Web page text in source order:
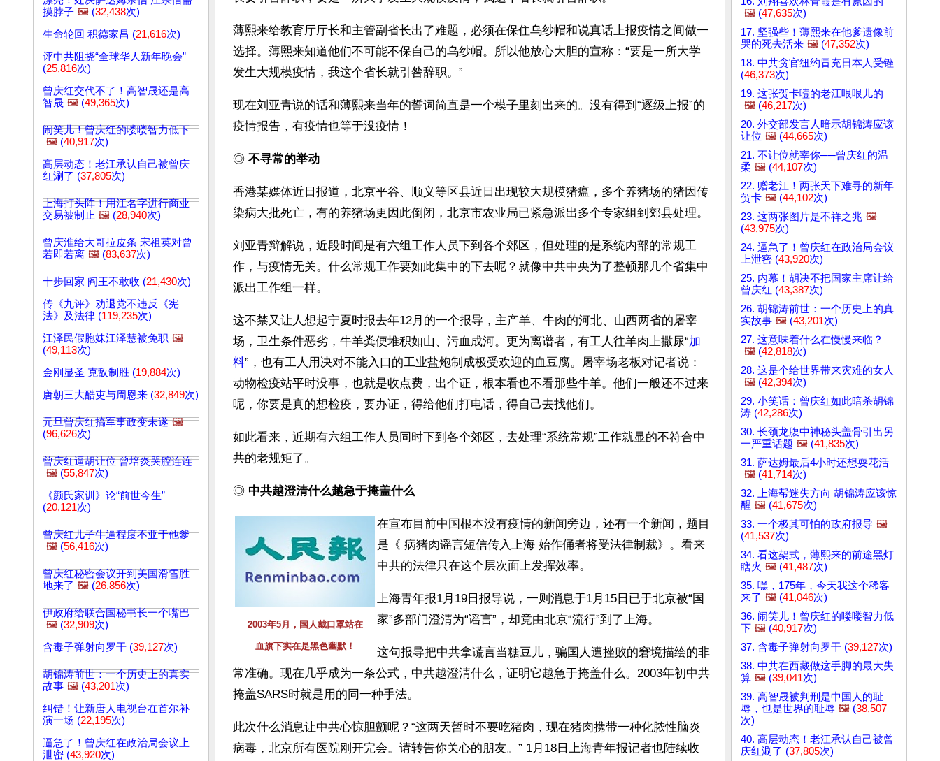
摸脖子 🖼️ (32,438次)
生命轮回 积德家昌 (21,616次)
评中共阻挠“全球华人新年晚会”
(25,816次)
曾庆红交代不了！高智晟还是高
智晟 🖼️ (49,365次)
闹笑儿！曾庆红的喽喽智力低下
🖼️ (40,917次)
高层动态！老江承认自己被曾庆
红涮了 (37,805次)
上海打头阵！用江名字进行商业
交易被制止 🖼️ (28,940次)
曾庆淮给大哥拉皮条 宋祖英对曾
若即若离 🖼️ (83,637次)
十步回家 阎王不敢收 (21,430次)
传《九评》劝退党不违反《宪
法》及法律 (119,235次)
江泽民假胞妹江泽慧被免职 🖼️
(49,113次)
金刚显圣 克敌制胜 (19,884次)
唐朝三大酷吏与周恩来 (32,849次)
元旦曾庆红搞军事政变未遂 🖼️
(96,626次)
曾庆红逼胡让位 曾培炎哭腔连连
🖼️ (55,847次)
《颜氏家训》论“前世今生”
(20,121次)
曾庆红儿子牛逼程度不亚于他爹
🖼️ (56,416次)
曾庆红秘密会议开到美国滑雪胜
地来了 🖼️ (26,856次)
伊政府给联合国秘书长一个嘴巴
🖼️ (32,909次)
含毒子弹射向罗干 (39,127次)
胡锦涛前世：一个历史上的真实
故事 🖼️ (43,201次)
纠错！让新唐人电视台在首尔补
演一场 (22,195次)
逼急了！曾庆红在政治局会议上
泄密 (43,920次)
薄熙来给教育厅厅长和主管副省长出了难题，必须在保住乌纱帽和说真话上报疫情之间做一
选择。薄熙来知道他们不可能不保自己的乌纱帽。所以他放心大胆的宣称：“要是一所大学
发生大规模疫情，我这个省长就引咎辞职。”
现在刘亚青说的话和薄熙来当年的誓词简直是一个模子里刻出来的。没有得到“逐级上报”的
疫情报告，有疫情也等于没疫情！
◎ 不寻常的举动
香港某媒体近日报道，北京平谷、顺义等区县近日出现较大规模猪瘟，多个养猪场的猪因传
染病大批死亡，有的养猪场更因此倒闭，北京市农业局已紧急派出多个专家组到郊县处理。
刘亚青辩解说，近段时间是有六组工作人员下到各个郊区，但处理的是系统内部的常规工
作，与疫情无关。什么常规工作要如此集中的下去呢？就像中共中央为了整顿那几个省集中
派出工作组一样。
这不禁又让人想起宁夏时报去年12月的一个报导，主产羊、牛肉的河北、山西两省的屠宰
场，卫生条件恶劣，牛羊粪便堆积如山、污血成河。更为离谱者，有工人往羊肉上撒尿“加
料”，也有工人用决对不能入口的工业盐炮制成极受欢迎的血豆腐。屠宰场老板对记者说：
动物检疫站平时没事，也就是收点费，出个证，根本看也不看那些牛羊。他们一般还不过来
呢，你要是真的想检疫，要办证，得给他们打电话，得自己去找他们。
如此看来，近期有六组工作人员同时下到各个郊区，去处理“系统常规”工作就显的不符合中
共的老规矩了。
◎ 中共越澄清什么越急于掩盖什么
2003年5月，国人戴口罩站在
血旗下实在是黑色幽默！
在宣布目前中国根本没有疫情的新闻旁边，还有一个新闻，题目
是《 病猪肉谣言短信传入上海 始作俑者将受法律制裁》。看来
中共的法律只在这个层次面上发挥效率。
上海青年报1月19日报导说，一则消息于1月15日已于北京被“国
家”多部门澄清为“谣言”，却竟由北京“流行”到了上海。
这句报导把中共拿谎言当糖豆儿，骗国人遭挫败的窘境描绘的非
常准确。现在几乎成为一条公式，中共越澄清什么，证明它越急于掩盖什么。2003年初中共
掩盖SARS时就是用的同一种手法。
此次什么消息让中共心惊胆颤呢？“这两天暂时不要吃猪肉，现在猪肉携带一种化脓性脑炎
病毒，北京所有医院刚开完会。请转告你关心的朋友。” 1月18日上海青年报记者也陆续收
🖼️ (47,635次)
17. 坚强些！薄熙来在他爹遗像前
哭的死去活来 🖼️ (47,352次)
18. 中共贪官纽约冒充日本人受锉
(46,373次)
19. 这张贺卡噎的老江哏哏儿的
🖼️ (46,217次)
20. 外交部发言人暗示胡锦涛应该
让位 🖼️ (44,665次)
21. 不让位就宰你──曾庆红的温
柔 🖼️ (44,107次)
22. 赠老江！两张天下难寻的新年
贺卡 🖼️ (44,102次)
23. 这两张图片是不祥之兆 🖼️
(43,975次)
24. 逼急了！曾庆红在政治局会议
上泄密 (43,920次)
25. 内幕！胡决不把国家主席让给
曾庆红 (43,387次)
26. 胡锦涛前世：一个历史上的真
实故事 🖼️ (43,201次)
27. 这意味着什么在慢慢来临？
🖼️ (42,818次)
28. 这是个给世界带来灾难的女人
🖼️ (42,394次)
29. 小笑话：曾庆红如此暗杀胡锦
涛 (42,286次)
30. 长颈龙腹中神秘头盖骨引出另
一严重话题 🖼️ (41,835次)
31. 萨达姆最后4小时还想耍花活
🖼️ (41,714次)
32. 上海帮迷失方向 胡锦涛应该惊
醒 🖼️ (41,675次)
33. 一个极其可怕的政府报导 🖼️
(41,537次)
34. 看这架式，薄熙来的前途黑灯
瞎火 🖼️ (41,487次)
35. 嘿，175年，今天我这个稀客
来了 🖼️ (41,046次)
36. 闹笑儿！曾庆红的喽喽智力低
下 🖼️ (40,917次)
37. 含毒子弹射向罗干 (39,127次)
38. 中共在西藏做这手脚的最大失
算 🖼️ (39,041次)
39. 高智晟被判刑是中国人的耻
辱，也是世界的耻辱 🖼️ (38,507
次)
40. 高层动态！老江承认自己被曾
庆红涮了 (37,805次)